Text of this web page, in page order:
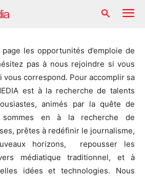
les opportunités d’emploie de
pas à nous rejoindre si vous
correspond. Pour accomplir sa
est à la recherche de talents
animés par la quête de
sommes en à la recherche de
prêtes à redéfinir le journalisme,
horizons, repousser les
médiatique traditionnel, et à
idées et technologies. Nous